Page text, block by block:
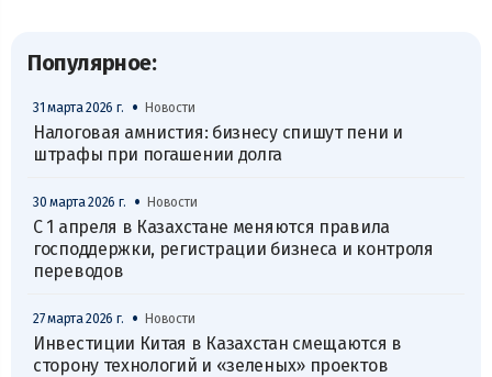
Популярное:
31 марта 2026 г. • Новости
Налоговая амнистия: бизнесу спишут пени и
штрафы при погашении долга
30 марта 2026 г. • Новости
С 1 апреля в Казахстане меняются правила
господдержки, регистрации бизнеса и контроля
переводов
27 марта 2026 г. • Новости
Инвестиции Китая в Казахстан смещаются в
сторону технологий и «зеленых» проектов